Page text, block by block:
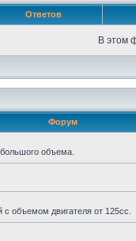
Ответов
В этом
Форум
объема.
объемом двигателя от 125сс.